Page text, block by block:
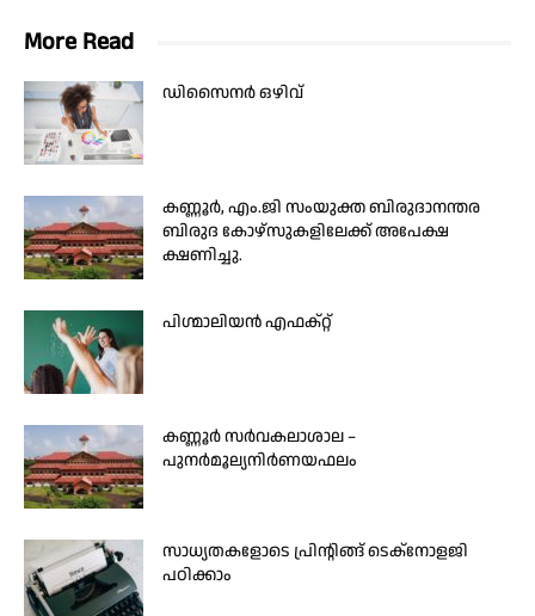
More Read
ഡിസൈനർ ഒഴിവ്
കണ്ണൂർ, എം.ജി സംയുക്ത ബിരുദാനന്തര
ബിരുദ കോഴ്‌സുകളിലേക്ക് അപേക്ഷ
ക്ഷണിച്ചു.
പിഗ്മാലിയൻ എഫക്റ്റ്
കണ്ണൂർ സർവകലാശാല –
പുനർമൂല്യനിർണയഫലം
സാധ്യതകളോടെ പ്രിന്റിങ്ങ് ടെക്നോളജി
പഠിക്കാം